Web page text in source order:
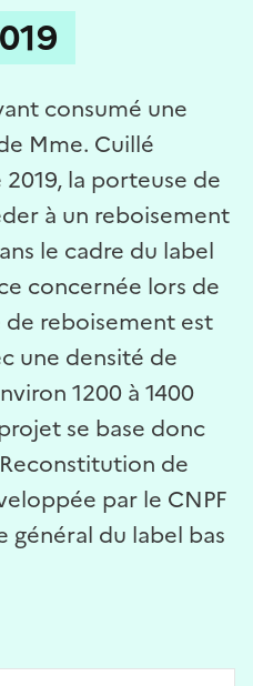
consumé une
Mme. Cuillé
la porteuse de
à un reboisement
le cadre du label
concernée lors de
reboisement est
une densité de
1200 à 1400
se base donc
de
par le CNPF
général du label bas